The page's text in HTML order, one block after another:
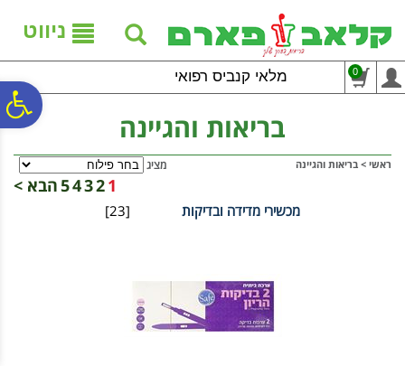
נגישות
אתר
המרכזי
ניווט
מלאי קנביס רפואי 0
בריאות והגיינה
ראשי > בריאות והגיינה מציג
1
2
3
4
5הבא >
[23] מכשירי מדידה ובדיקות